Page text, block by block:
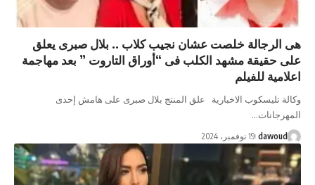
الرجالة خلصت عشان نجيب كلاب .. بلال صبرى يعلق
حقيقة مشهد الكلب فى “أوراق التاروت ” بعد مهاجمة
للفيلم
تليسكوب الاخبارية علق المنتج بلال صبرى على هامش إحدى
dawoud 19 نوفمبر، 2024